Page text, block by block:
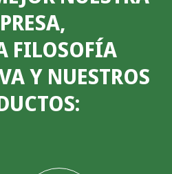
FILOSOFÍA
Y NUESTROS